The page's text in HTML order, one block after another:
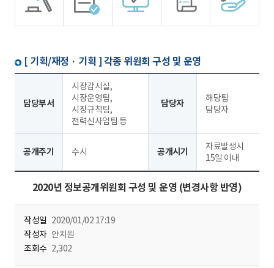
[ 기획/재정 · 기획 ] 각종 위원회 구성 및 운영
담당부서
시장감시실,
시장운영팀,
시장규칙팀,
전력신사업팀 등
담당자
해당팀
담당자
공개주기 수시 공개시기
자료발생시
15일 이내
2020년 정보공개위원회 구성 및 운영 (변경사항 반영)
작성일 2020/01/02 17:19
작성자 안치원
조회수 2,302